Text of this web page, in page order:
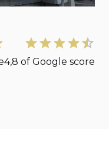
4,8 of Google score